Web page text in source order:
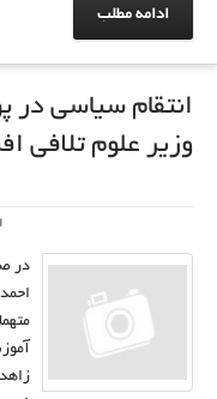
ادامه مطلب
انتقام سیاسی
وزیر علوم تلافی
در